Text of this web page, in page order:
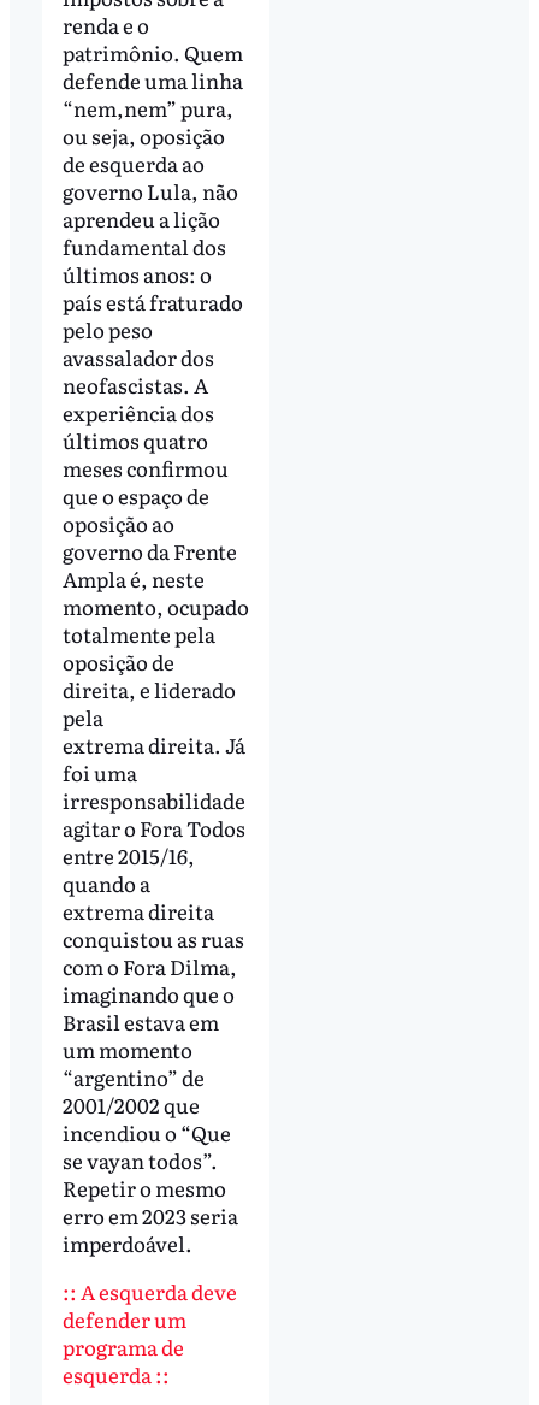
renda e o
patrimônio. Quem
defende uma linha
“nem,nem” pura,
ou seja, oposição
de esquerda ao
governo Lula, não
aprendeu a lição
fundamental dos
últimos anos: o
país está fraturado
pelo peso
avassalador dos
neofascistas. A
experiência dos
últimos quatro
meses confirmou
que o espaço de
oposição ao
governo da Frente
Ampla é, neste
momento, ocupado
totalmente pela
oposição de
direita, e liderado
pela
extrema direita. Já
foi uma
irresponsabilidade
agitar o Fora Todos
entre 2015/16,
quando a
extrema direita
conquistou as ruas
com o Fora Dilma,
imaginando que o
Brasil estava em
um momento
“argentino” de
2001/2002 que
incendiou o “Que
se vayan todos”.
Repetir o mesmo
erro em 2023 seria
imperdoável.
:: A esquerda deve
defender um
programa de
esquerda ::